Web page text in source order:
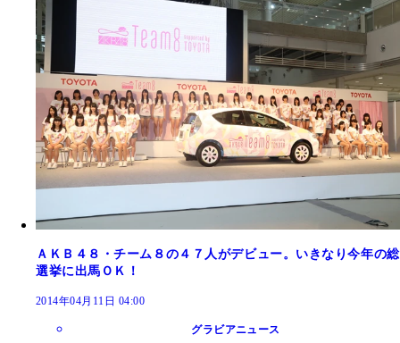
ＡＫＢ４８・チーム８の４７人がデビュー。いきなり今年の総
選挙に出馬ＯＫ！
2014年04月11日 04:00
グラビアニュース